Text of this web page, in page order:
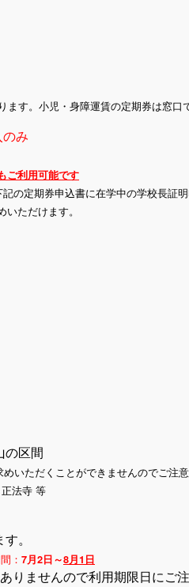
。小児・身障運賃の定期券は窓口で
み
ご利用可能です
の定期券申込書に在学中の学校長証
ただけます。
の区間
いただくことができませんのでご注意
法寺 等
。
： 7月2日～8月1日
ませんので利用期限日にご注